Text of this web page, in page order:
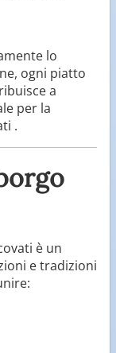
lo
ogni piatto
a
per la
.
è un
e tradizioni